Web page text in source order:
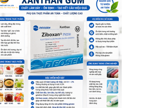
×Close
phẩm nào
này.
Không có sản phẩm nào
trong danh mục này.